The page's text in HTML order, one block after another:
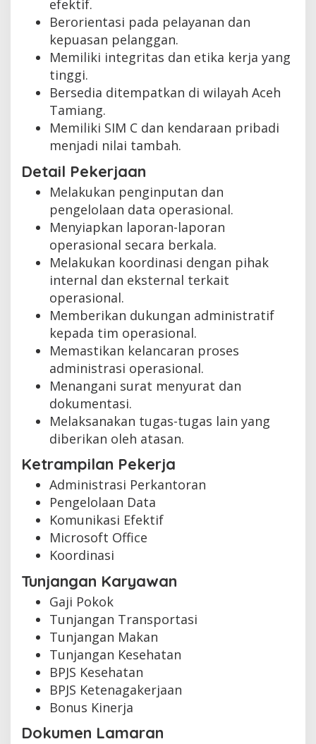
efektif.
Berorientasi pada pelayanan dan
kepuasan pelanggan.
Memiliki integritas dan etika kerja yang
tinggi.
Bersedia ditempatkan di wilayah Aceh
Tamiang.
Memiliki SIM C dan kendaraan pribadi
menjadi nilai tambah.
Detail Pekerjaan
Melakukan penginputan dan
pengelolaan data operasional.
Menyiapkan laporan-laporan
operasional secara berkala.
Melakukan koordinasi dengan pihak
internal dan eksternal terkait
operasional.
Memberikan dukungan administratif
kepada tim operasional.
Memastikan kelancaran proses
administrasi operasional.
Menangani surat menyurat dan
dokumentasi.
Melaksanakan tugas-tugas lain yang
diberikan oleh atasan.
Ketrampilan Pekerja
Administrasi Perkantoran
Pengelolaan Data
Komunikasi Efektif
Microsoft Office
Koordinasi
Tunjangan Karyawan
Gaji Pokok
Tunjangan Transportasi
Tunjangan Makan
Tunjangan Kesehatan
BPJS Kesehatan
BPJS Ketenagakerjaan
Bonus Kinerja
Dokumen Lamaran